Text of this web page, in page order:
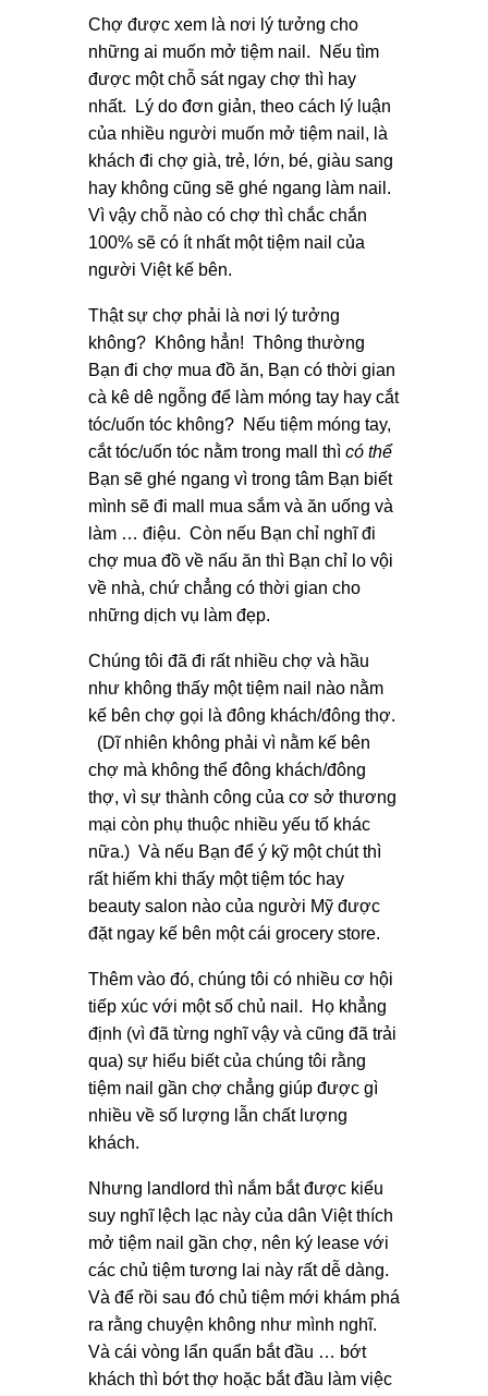
Chợ được xem là nơi lý tưởng cho
những ai muốn mở tiệm nail. Nếu tìm
được một chỗ sát ngay chợ thì hay
nhất. Lý do đơn giản, theo cách lý luận
của nhiều người muốn mở tiệm nail, là
khách đi chợ già, trẻ, lớn, bé, giàu sang
hay không cũng sẽ ghé ngang làm nail.
Vì vậy chỗ nào có chợ thì chắc chắn
100% sẽ có ít nhất một tiệm nail của
người Việt kế bên.
Thật sự chợ phải là nơi lý tưởng
không? Không hẳn! Thông thường
Bạn đi chợ mua đồ ăn, Bạn có thời gian
cà kê dê ngỗng để làm móng tay hay cắt
tóc/uốn tóc không? Nếu tiệm móng tay,
cắt tóc/uốn tóc nằm trong mall thì có thể
Bạn sẽ ghé ngang vì trong tâm Bạn biết
mình sẽ đi mall mua sắm và ăn uống và
làm … điệu. Còn nếu Bạn chỉ nghĩ đi
chợ mua đồ về nấu ăn thì Bạn chỉ lo vội
về nhà, chứ chẳng có thời gian cho
những dịch vụ làm đẹp.
Chúng tôi đã đi rất nhiều chợ và hầu
như không thấy một tiệm nail nào nằm
kế bên chợ gọi là đông khách/đông thợ.
(Dĩ nhiên không phải vì nằm kế bên
chợ mà không thể đông khách/đông
thợ, vì sự thành công của cơ sở thương
mại còn phụ thuộc nhiều yếu tố khác
nữa.) Và nếu Bạn để ý kỹ một chút thì
rất hiếm khi thấy một tiệm tóc hay
beauty salon nào của người Mỹ được
đặt ngay kế bên một cái grocery store.
Thêm vào đó, chúng tôi có nhiều cơ hội
tiếp xúc với một số chủ nail. Họ khẳng
định (vì đã từng nghĩ vậy và cũng đã trải
qua) sự hiểu biết của chúng tôi rằng
tiệm nail gần chợ chẳng giúp được gì
nhiều về số lượng lẫn chất lượng
khách.
Nhưng landlord thì nắm bắt được kiểu
suy nghĩ lệch lạc này của dân Việt thích
mở tiệm nail gần chợ, nên ký lease với
các chủ tiệm tương lai này rất dễ dàng.
Và để rồi sau đó chủ tiệm mới khám phá
ra rằng chuyện không như mình nghĩ.
Và cái vòng lẩn quẩn bắt đầu … bớt
khách thì bớt thợ hoặc bắt đầu làm việc